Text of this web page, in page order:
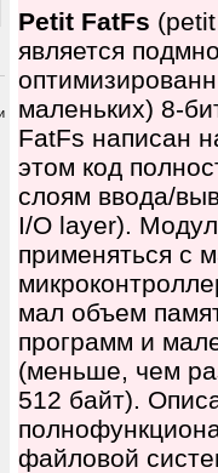
Petit FatFs
является
маленьких) 8-
FatFs написан
этом код
слоям ввода/
I/O layer).
применяться с
мал объем
программ и
(меньше, чем
512 байт).
файловой